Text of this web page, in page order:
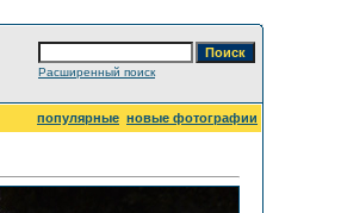
Расширенный поиск
популярные новые фотографии